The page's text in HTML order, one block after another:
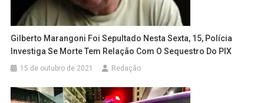
Gilberto Marangoni Foi Sepultado Nesta Sexta, 15, Polícia
Investiga Se Morte Tem Relação Com O Sequestro Do PIX
15 de outubro de 2021 Redação